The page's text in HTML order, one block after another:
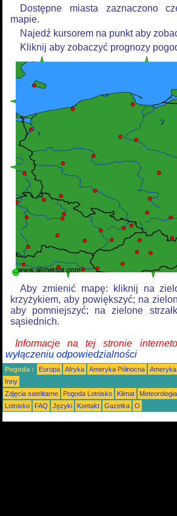
Dostępne miasta zaznaczono
mapie.
Najedź kursorem na punkt aby
Kliknij aby zobaczyć prognozy
Aby zmienić mapę: kliknij na
krzyżykiem, aby powiększyć; na
aby pomniejszyć; na zielone
sąsiednich.
Informacje na tej stronie
wyłączeniu odpowiedzialności
Pogoda : Europa Afryka Ameryka Północna Ameryka
Inny
Zdjęcia satelitarne
Pogoda Lotnisko Klimat
Lotnisko
FAQ Języki Kontakt Gazetka O